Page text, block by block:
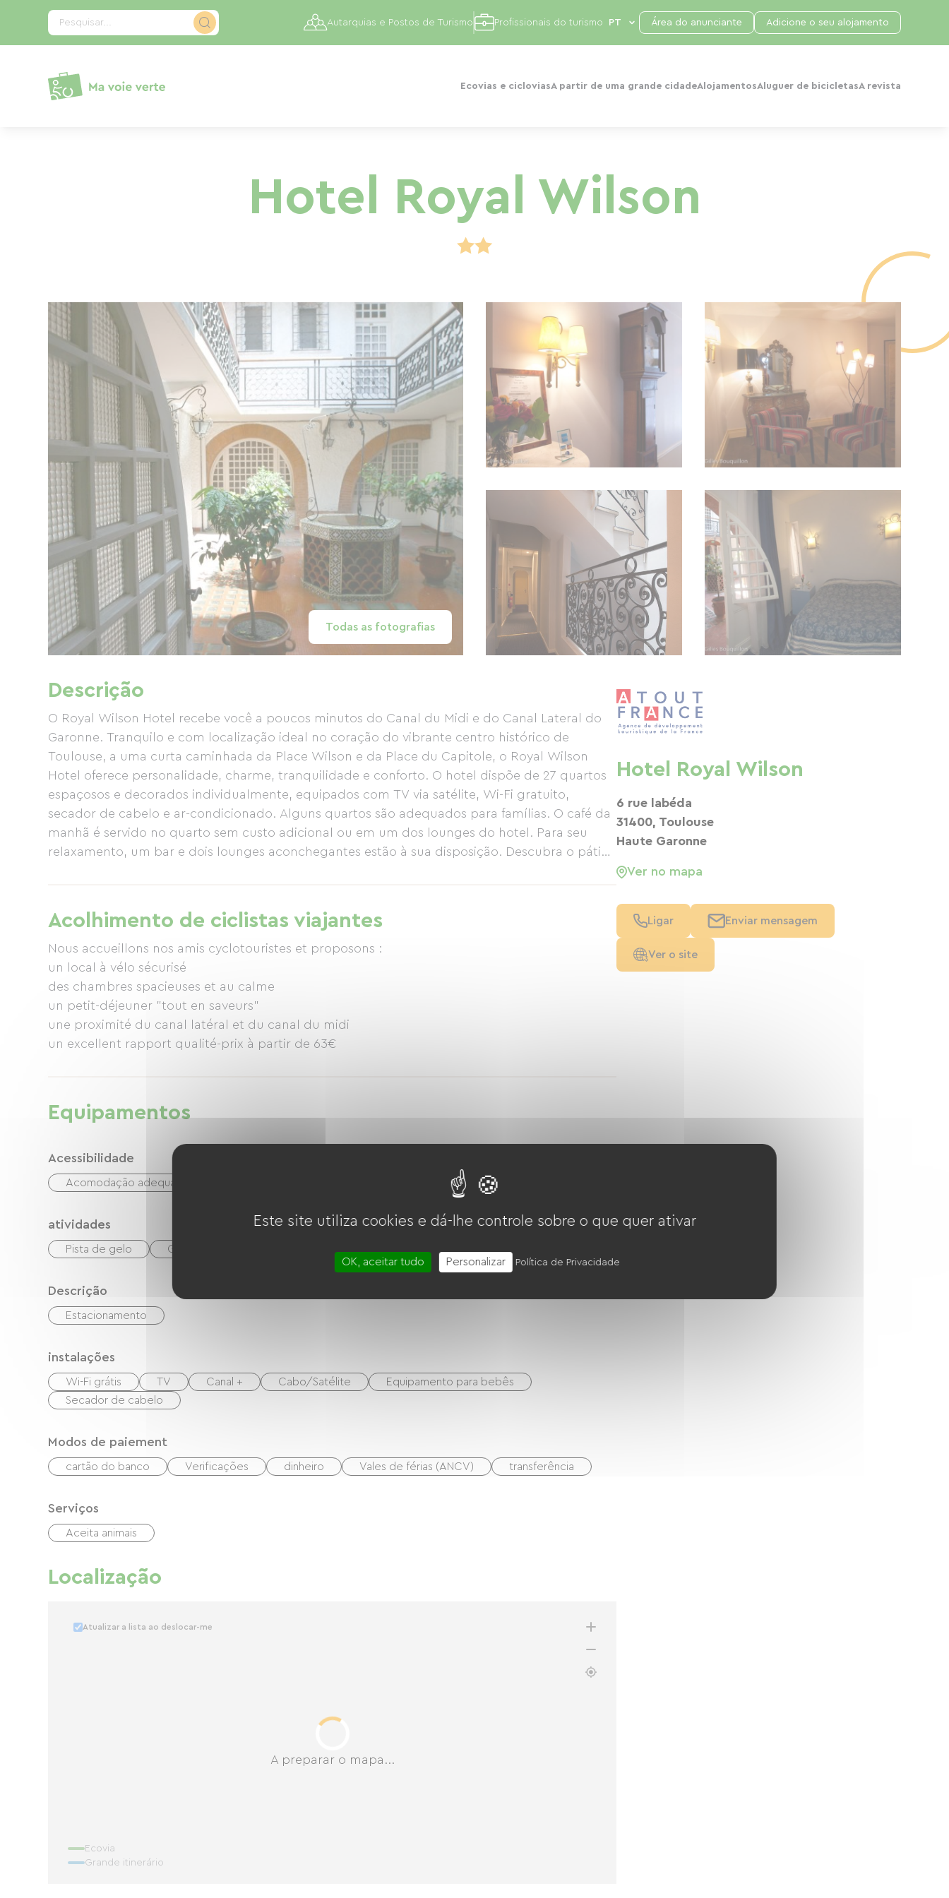
Pesquisar...
Ecovias e cicloviasA partir de uma grande cidadeAlojamentosAluguer de bicicletasA revista
Autarquias e Postos de Turismo Profissionais do turismo Área do anunciante Adicione o seu alojamento
Hotel Royal Wilson
Todas as fotografias
Descrição
O Royal Wilson Hotel recebe você a poucos minutos do Canal du Midi e do Canal Lateral do
Garonne. Tranquilo e com localização ideal no coração do vibrante centro histórico de
Toulouse, a uma curta caminhada da Place Wilson e da Place du Capitole, o Royal Wilson
Hotel oferece personalidade, charme, tranquilidade e conforto. O hotel dispõe de 27 quartos
espaçosos e decorados individualmente, equipados com TV via satélite, Wi-Fi gratuito,
secador de cabelo e ar-condicionado. Alguns quartos são adequados para famílias. O café da
manhã é servido no quarto sem custo adicional ou em um dos lounges do hotel. Para seu
relaxamento, um bar e dois lounges aconchegantes estão à sua disposição. Descubra o pátio,
como planejar sua estadia em Toulouse: restaurantes, espetáculos, museus, teatros, compras
e muito mais.
Acolhimento de ciclistas viajantes
Nous accueillons nos amis cyclotouristes et proposons :
un local à vélo sécurisé
des chambres spacieuses et au calme
un petit-déjeuner "tout en saveurs"
une proximité du canal latéral et du canal du midi
un excellent rapport qualité-prix à partir de 63€
Equipamentos
Acessibilidade
Acomodação adequada
atividades
Pista de gelo Golfe
Descrição
Estacionamento
instalações
Wi-Fi grátis TV Canal + Cabo/Satélite
Equipamento para bebês
Secador de cabelo
Modos de paiement
cartão do banco Verificações dinheiro Vales de férias (ANCV) transferência
Serviços
Aceita animais
Localização
A preparar o mapa...
Atualizar a lista ao deslocar-me
Ecovia
Grande itinerário
Hotel Royal Wilson
6 rue labéda
31400, Toulouse
Haute Garonne
Ver no mapa
Ligar Enviar mensagem
Ver o site
Painel de Gerenciamento de Cookies
Este site utiliza cookies e dá-lhe controle sobre o que quer ativar
OK, aceitar tudo Personalizar Política de Privacidade